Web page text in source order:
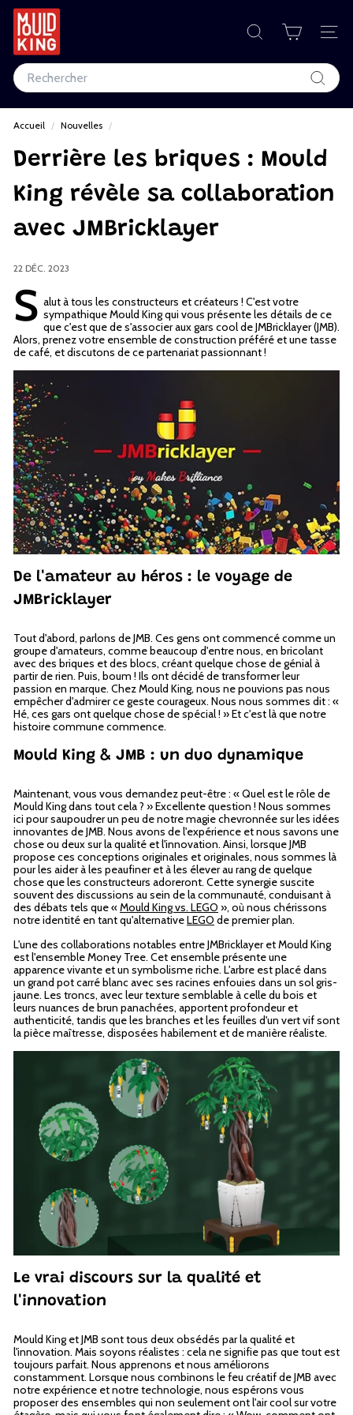
Passer
contenu
M
o
u
l
d
K
i
n
C
o
r
p
RECHERCHER
Search
Accueil / Nouvelles /
Derrière les briques : Mould
King révèle sa collaboration
avec JMBricklayer
22 DÉC. 2023
S alut à tous les constructeurs et créateurs ! C'est votre
sympathique Mould King qui vous présente les détails de ce
que c'est que de s'associer aux gars cool de JMBricklayer (JMB).
Alors, prenez votre ensemble de construction préféré et une tasse
de café, et discutons de ce partenariat passionnant !
De l'amateur au héros : le voyage de
JMBricklayer
Tout d'abord, parlons de JMB. Ces gens ont commencé comme un
groupe d'amateurs, comme beaucoup d'entre nous, en bricolant
avec des briques et des blocs, créant quelque chose de génial à
partir de rien. Puis, boum ! Ils ont décidé de transformer leur
passion en marque. Chez Mould King, nous ne pouvions pas nous
empêcher d'admirer ce geste courageux. Nous nous sommes dit : «
Hé, ces gars ont quelque chose de spécial ! » Et c'est là que notre
histoire commune commence.
Mould King & JMB : un duo dynamique
Maintenant, vous vous demandez peut-être : « Quel est le rôle de
Mould King dans tout cela ? » Excellente question ! Nous sommes
ici pour saupoudrer un peu de notre magie chevronnée sur les idées
innovantes de JMB. Nous avons de l'expérience et nous savons une
chose ou deux sur la qualité et l'innovation. Ainsi, lorsque JMB
propose ces conceptions originales et originales, nous sommes là
pour les aider à les peaufiner et à les élever au rang de quelque
chose que les constructeurs adoreront. Cette synergie suscite
souvent des discussions au sein de la communauté, conduisant à
des débats tels que «Mould King vs. LEGO », où nous chérissons
notre identité en tant qu'alternativeLEGO de premier plan.
L'une des collaborations notables entre JMBricklayer et Mould King
est l'ensemble Money Tree. Cet ensemble présente une
apparence vivante et un symbolisme riche. L'arbre est placé dans
un grand pot carré blanc avec ses racines enfouies dans un sol gris-
jaune. Les troncs, avec leur texture semblable à celle du bois et
leurs nuances de brun panachées, apportent profondeur et
authenticité, tandis que les branches et les feuilles d'un vert vif sont
la pièce maîtresse, disposées habilement et de manière réaliste.
Le vrai discours sur la qualité et
l'innovation
Mould King et JMB sont tous deux obsédés par la qualité et
l'innovation. Mais soyons réalistes : cela ne signifie pas que tout est
toujours parfait. Nous apprenons et nous améliorons
constamment. Lorsque nous combinons le feu créatif de JMB avec
notre expérience et notre technologie, nous espérons vous
proposer des ensembles qui non seulement ont l'air cool sur votre